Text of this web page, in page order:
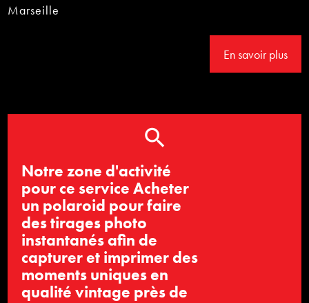
Marseille
En savoir plus
Notre zone d'activité
pour ce service Acheter
un polaroid pour faire
des tirages photo
instantanés afin de
capturer et imprimer des
moments uniques en
qualité vintage près de